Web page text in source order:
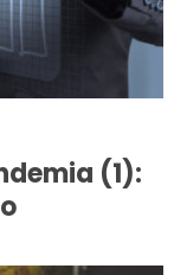
(1):